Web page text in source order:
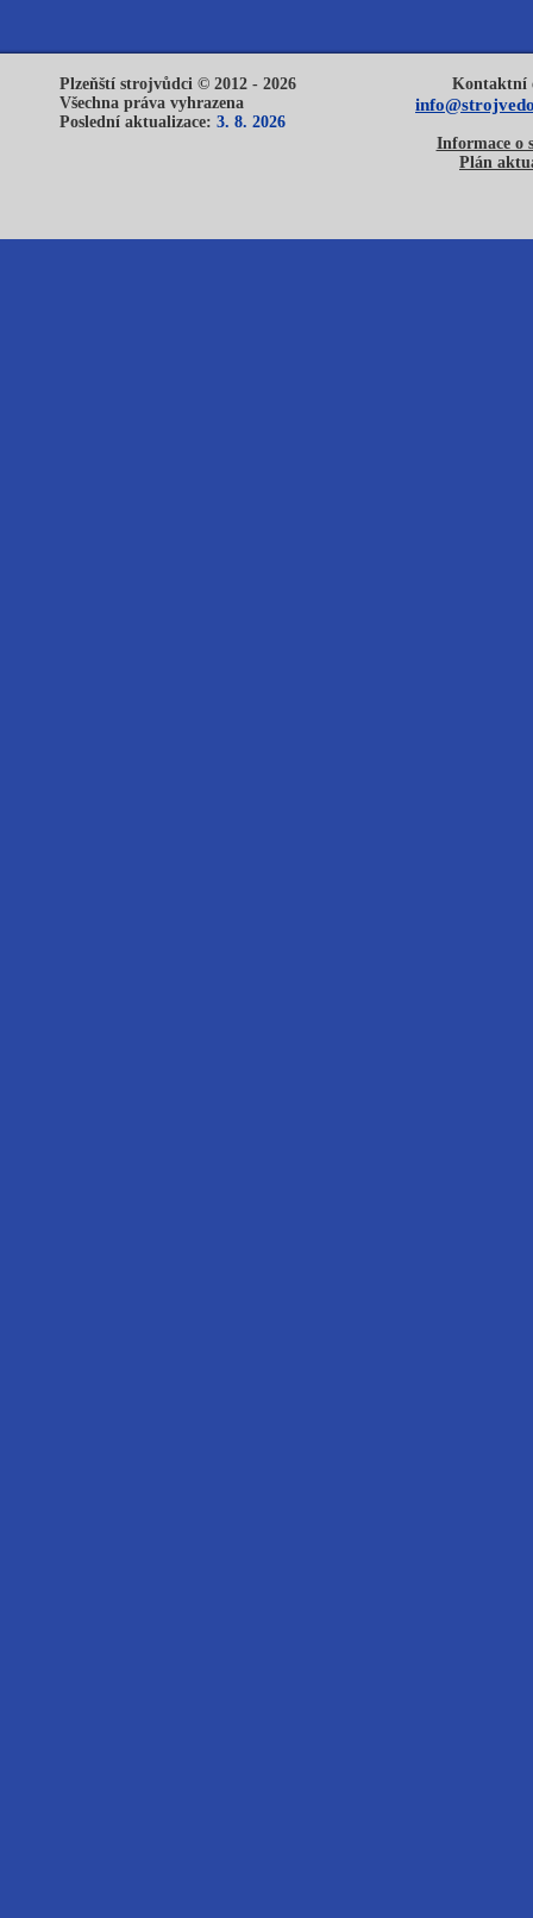
Plzeňští strojvůdci © 2012 - 2026
Všechna práva vyhrazena
Poslední aktualizace: 3. 8. 2026
Kontaktní
Informace o
Plán